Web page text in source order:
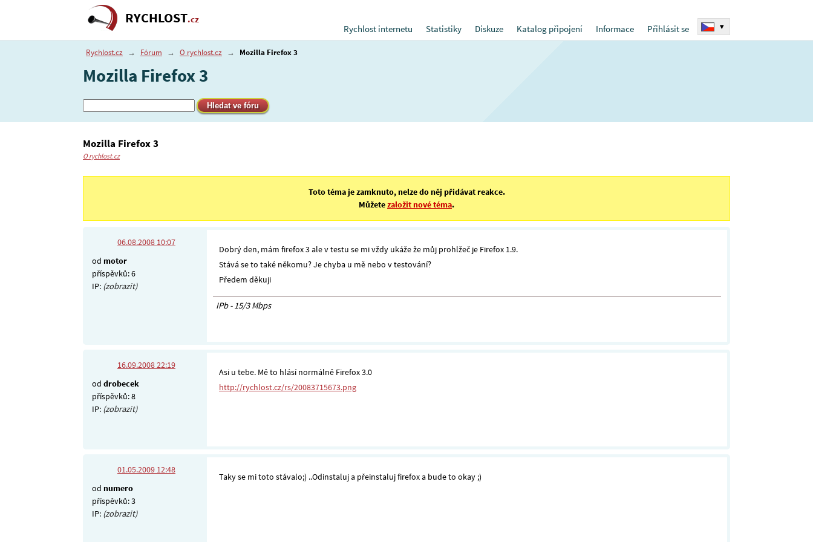
RYCHLOST.cz
Rychlost internetu
Statistiky Diskuze Katalog připojení Informace Přihlásit se ▾
Rychlost.cz → Fórum → O rychlost.cz → Mozilla Firefox 3
Mozilla Firefox 3
Mozilla Firefox 3
O rychlost.cz
Toto téma je zamknuto, nelze do něj přidávat reakce.
Můžetezaložit nové téma.
06.08.2008 10:07
od motor
příspěvků: 6
IP: (zobrazit)
Dobrý den, mám firefox 3 ale v testu se mi vždy ukáže že můj prohlžeč je Firefox 1.9.
Stává se to také někomu? Je chyba u mě nebo v testování?
Předem děkuji
IPb - 15/3 Mbps
16.09.2008 22:19
od drobecek
příspěvků: 8
IP: (zobrazit)
Asi u tebe. Mě to hlásí normálně Firefox 3.0
http://rychlost.cz/rs/20083715673.png
01.05.2009 12:48
od numero
příspěvků: 3
IP: (zobrazit)
Taky se mi toto stávalo;) ..Odinstaluj a přeinstaluj firefox a bude to okay ;)